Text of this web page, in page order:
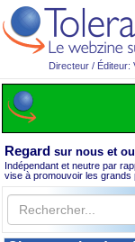
Directeur / Éditeur:
Regard sur nous et
Indépendant et neutre par
vise à promouvoir les grands